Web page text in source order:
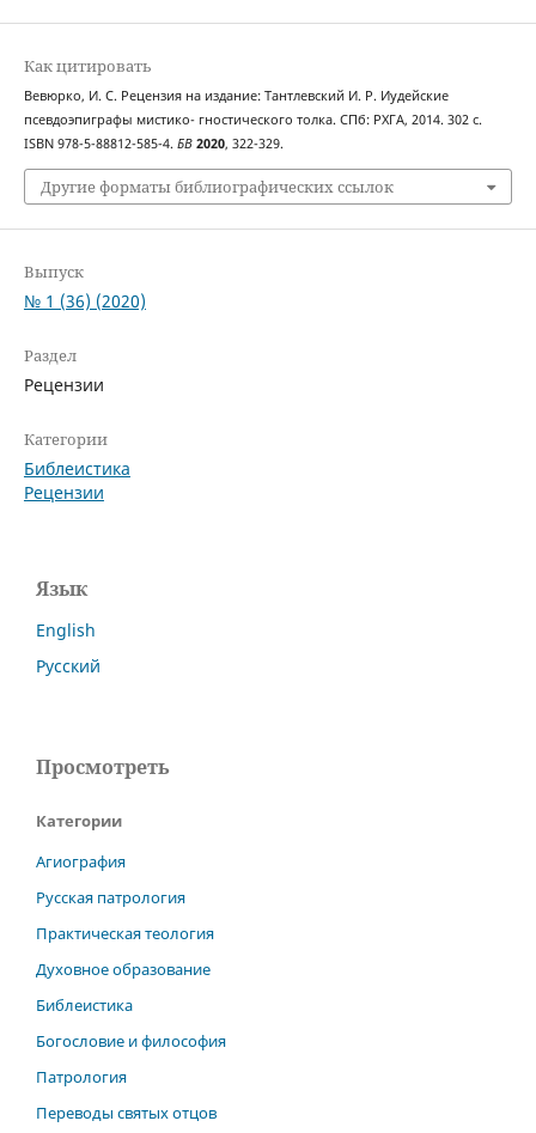
Как цитировать
Вевюрко, И. С. Рецензия на издание: Тантлевский И. Р. Иудейские
псевдоэпиграфы мистико- гностического толка. СПб: РХГА, 2014. 302 с.
ISBN 978-5-88812-585-4. БВ 2020, 322-329.
Другие форматы библиографических ссылок
Выпуск
№ 1 (36) (2020)
Раздел
Рецензии
Категории
Библеистика
Рецензии
Язык
English
Русский
Просмотреть
Категории
Агиография
Русская патрология
Практическая теология
Духовное образование
Библеистика
Богословие и философия
Патрология
Переводы святых отцов